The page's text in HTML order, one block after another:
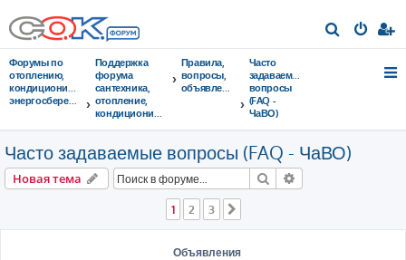
о
Форумы по
отоплению,
кондиционированию,
энергосбережению
Поддержка
форума
сантехника,
отопление,
кондиционирование
Правила,
вопросы,
объявления
Часто
задаваемые
вопросы
(FAQ -
ЧаВО)
Часто задаваемые вопросы (FAQ - ЧаВО)
Новая тема Поиск
1 2 3
Объявления